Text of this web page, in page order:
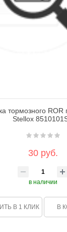
тормозного ROR
Stellox
30 руб.
в наличии
В 1 КЛИК В